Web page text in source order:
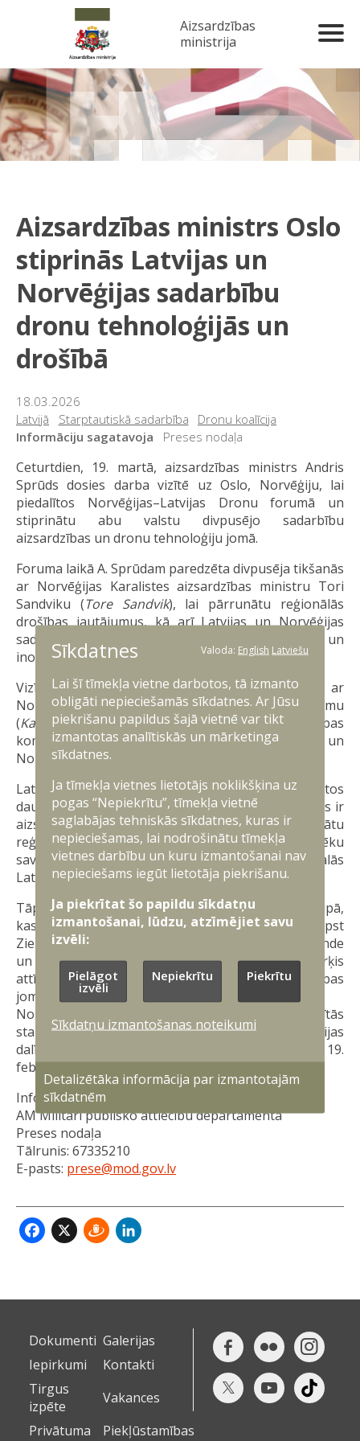
Aizsardzības
ministrija
Aizsardzības ministrs Oslo
stiprinās Latvijas un
Norvēģijas sadarbību
dronu tehnoloģijās un
drošībā
18.03.2026
Latvijā
Starptautiskā sadarbība
Dronu koalīcija
Informāciju sagatavoja
Preses nodaļa
Ceturtdien, 19. martā, aizsardzības ministrs Andris
Sprūds dosies darba vizītē uz Oslo, Norvēģiju, lai
piedalītos Norvēģijas–Latvijas Dronu forumā un
stiprinātu abu valstu divpusējo sadarbību
aizsardzības un dronu tehnoloģiju jomā.
Foruma laikā A. Sprūdam paredzēta divpusēja tikšanās
ar Norvēģijas Karalistes aizsardzības ministru Tori
Sandviku (Tore Sandvik), lai pārrunātu reģionālās
drošības jautājumus, kā arī Latvijas un Norvēģijas
sadarbības paplašināšanu drošības, aizsardzības un
inovāciju jomā.
Vizītes laikā aizsardzības ministrs tiksies arī ar
Norvēģijas Dronu programmas vadītāju Kaju Solemu
(Kai Solem), kā arī ar Stortinga Ārlietu un aizsardzības
komisijas pārstāvjiem, lai veicinātu Latvijas un
Norvēģijas sadarbību dronu inovāciju attīstībā.
Latvija un Norvēģija sadarbojas NATO, kā arī citos
daudzpusējos un divpusējos formātos, kuru mērķis ir
aizsardzības stiprināšana. Savukārt, lai stiprinātu
reģionālo drošību un sekmētu bruņoto spēku
savietojamību, militārajās mācībās kopīgi piedalās
Latvijas un Norvēģijas karavīri.
Tāpat Latvija un Norvēģija sadarbojas Ziemeļu grupā,
kas ir neformāls sadarbības forums, kurā ietilpst
Ziemeļvalstis, Baltijas valstis, Vācija, Polija, Nīderlande
un Lielbritānija. Grupas dalībvalstis vieno mērķis
attīstīt kopīgus sadarbības projektus aizsardzības
jomā.
Norvēģija ir Latvijas un Apvienotās Karalistes vadītās
starptautiskās Dronu koalīcijas dalībvalsts. Norvēģijas
dalība koalīcijā tika apstiprināta 2025. gada 19.
februārī. Dronu koalīcijā ir 20 dalībvalstis.
Informāciju sagatavoja:
AM Militāri publisko attiecību departamenta
Preses nodaļa
Tālrunis: 67335210
E-pasts: prese@mod.gov.lv
Facebook
X Draugiem
Dokumenti Galerijas
Iepirkumi
Kontakti
Tirgus
izpēte
Vakances
Privātuma
Piekļūstamības
Sīkdatnes Valoda: English Latviešu
Lai šī tīmekļa vietne darbotos, tā izmanto
obligāti nepieciešamās sīkdatnes. Ar Jūsu
piekrišanu papildus šajā vietnē var tikt
izmantotas analītiskās un mārketinga
sīkdatnes.
Ja tīmekļa vietnes lietotājs noklikšķina uz
pogas “Nepiekrītu”, tīmekļa vietnē
saglabājas tehniskās sīkdatnes, kuras ir
nepieciešamas, lai nodrošinātu tīmekļa
vietnes darbību un kuru izmantošanai nav
nepieciešams iegūt lietotāja piekrišanu.
Ja piekrītat šo papildu sīkdatņu
izmantošanai, lūdzu, atzīmējiet savu
izvēli:
Pielāgot
izvēli
Nepiekrītu Piekrītu
Sīkdatņu izmantošanas noteikumi
Detalizētāka informācija par izmantotajām
sīkdatnēm